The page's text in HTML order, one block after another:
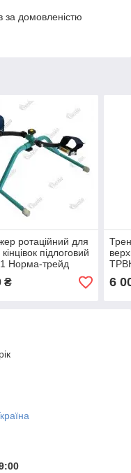
за домовленістю
ротаційний для
підлоговий
Норма-трейд
₴ 6